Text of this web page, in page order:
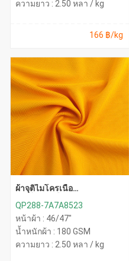
ความยาว : 2.50 หลา / kg
166 ฿/kg
ผ้าจุติไมโครเนื้อ
QP288-7A7A8523
หน้าผ้า : 46/47"
น้ำหนักผ้า : 180 GSM
ความยาว : 2.50 หลา / kg